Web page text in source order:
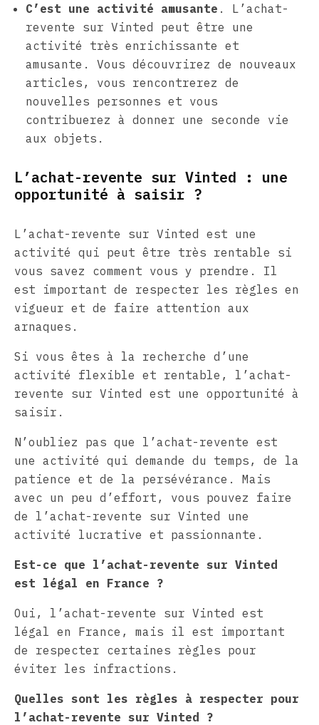
C’est une activité amusante . L’achat-
revente sur Vinted peut être une
activité très enrichissante et
amusante. Vous découvrirez de nouveaux
articles, vous rencontrerez de
nouvelles personnes et vous
contribuerez à donner une seconde vie
aux objets.
L’achat-revente sur Vinted : une
opportunité à saisir ?
L’achat-revente sur Vinted est une
activité qui peut être très rentable si
vous savez comment vous y prendre. Il
est important de respecter les règles en
vigueur et de faire attention aux
arnaques.
Si vous êtes à la recherche d’une
activité flexible et rentable, l’achat-
revente sur Vinted est une opportunité à
saisir.
N’oubliez pas que l’achat-revente est
une activité qui demande du temps, de la
patience et de la persévérance. Mais
avec un peu d’effort, vous pouvez faire
de l’achat-revente sur Vinted une
activité lucrative et passionnante.
Est-ce que l’achat-revente sur Vinted
est légal en France ?
Oui, l’achat-revente sur Vinted est
légal en France, mais il est important
de respecter certaines règles pour
éviter les infractions.
Quelles sont les règles à respecter pour
l’achat-revente sur Vinted ?